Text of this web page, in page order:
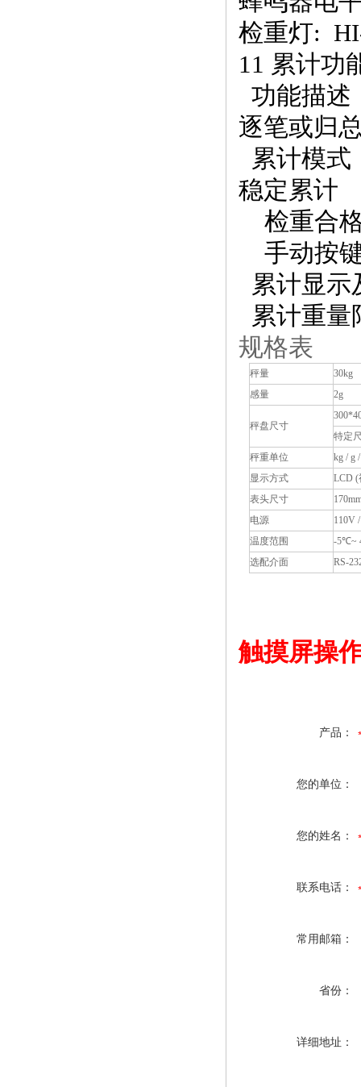
检重灯:
11 累计功
功能描述
逐笔或归
累计模式
稳定累计
检重合
手动按
累计显示
累计重量
规格表
秤量
30kg
感量
2g
秤盘尺寸
特定
秤重单位
kg / g
显示方式
LCD (
表头尺寸
电源
110V
温度范围
-5℃~
选配介面
RS-
触摸屏操
产品：
您的单位：
您的姓名：
联系电话：
常用邮箱：
省份：
详细地址：